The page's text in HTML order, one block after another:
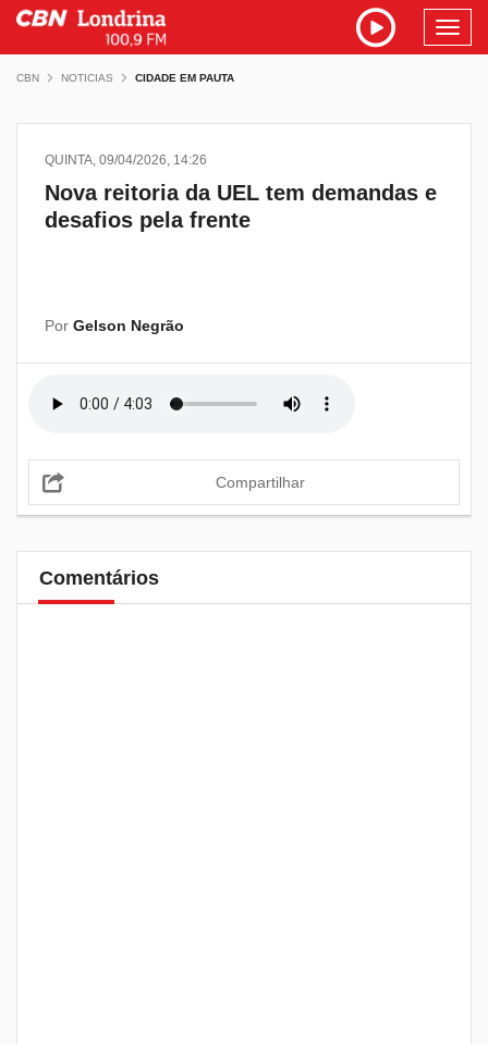
CBN NOTICIAS CIDADE EM PAUTA
QUINTA, 09/04/2026, 14:26
Nova reitoria da UEL tem demandas e
desafios pela frente
Por Gelson Negrão
Compartilhar
Comentários